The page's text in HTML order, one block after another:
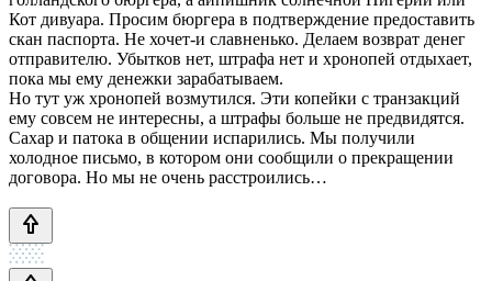
Кот дивуара. Просим бюргера в подтверждение предоставить
скан паспорта. Не хочет-и славненько. Делаем возврат денег
отправителю. Убытков нет, штрафа нет и хронопей отдыхает,
пока мы ему денежки зарабатываем.
Но тут уж хронопей возмутился. Эти копейки с транзакций
ему совсем не интересны, а штрафы больше не предвидятся.
Сахар и патока в общении испарились. Мы получили
холодное письмо, в котором они сообщили о прекращении
договора. Но мы не очень расстроились…